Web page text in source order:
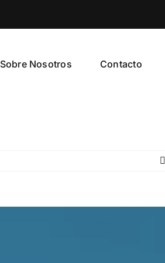
Sobre Nosotros Contacto